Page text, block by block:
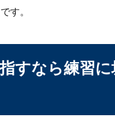
す。
すなら練習